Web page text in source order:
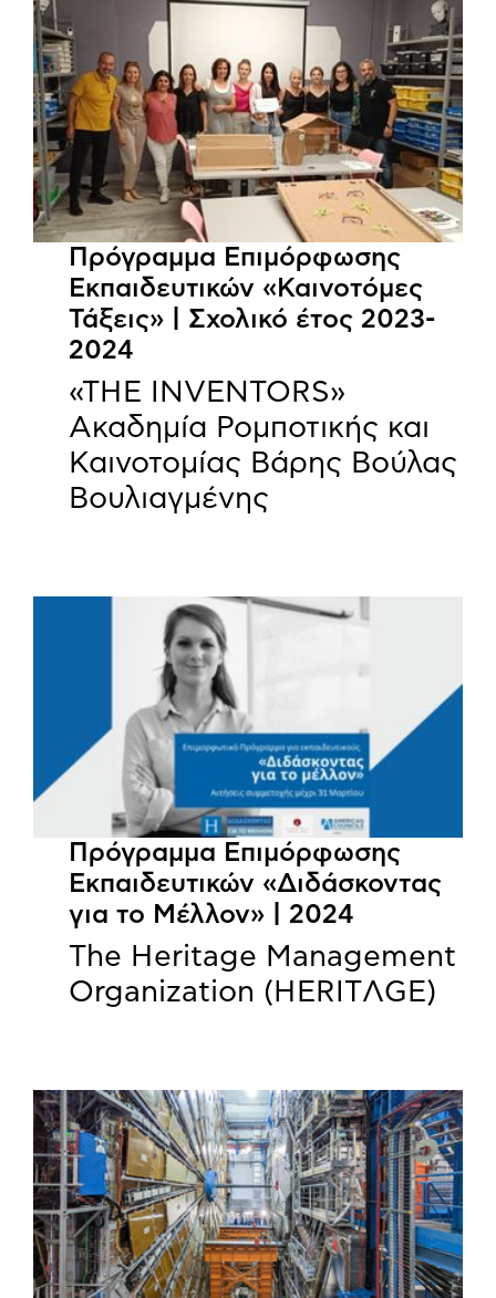
Πρόγραμμα Επιμόρφωσης
Εκπαιδευτικών «Καινοτόμες
Τάξεις» | Σχολικό έτος 2023-
2024
«THE INVENTORS»
Ακαδημία Ρομποτικής και
Καινοτομίας Βάρης Βούλας
Βουλιαγμένης
Πρόγραμμα Επιμόρφωσης
Εκπαιδευτικών «Διδάσκοντας
για το Μέλλον» | 2024
The Heritage Management
Organization (HERITΛGΕ)